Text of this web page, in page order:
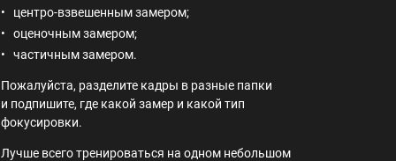
центро-взвешенным замером;
оценочным замером;
частичным замером.
Пожалуйста, разделите кадры в разные папки
и подпишите, где какой замер и какой тип
фокусировки.
Лучше всего тренироваться на одном небольшом